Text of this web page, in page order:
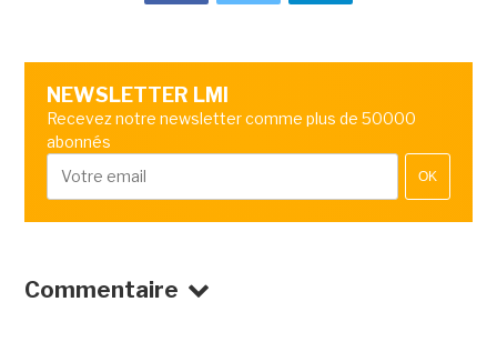
NEWSLETTER LMI
Recevez notre newsletter comme plus de 50000
abonnés
OK
Commentaire